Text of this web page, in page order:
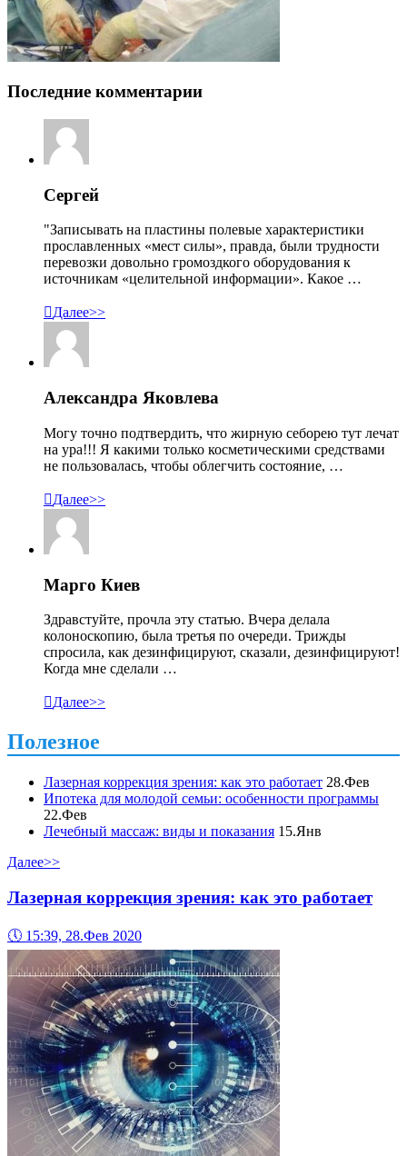
Последние комментарии
Сергей
"Записывать на пластины полевые характеристики
прославленных «мест силы», правда, были трудности
перевозки довольно громоздкого оборудования к
источникам «целительной информации». Какое …
Далее>>
Александра Яковлева
Могу точно подтвердить, что жирную себорею тут лечат
на ура!!! Я какими только косметическими средствами
не пользовалась, чтобы облегчить состояние, …
Далее>>
Марго Киев
Здравстуйте, прочла эту статью. Вчера делала
колоноскопию, была третья по очереди. Трижды
спросила, как дезинфицируют, сказали, дезинфицируют!
Когда мне сделали …
Далее>>
Полезное
Лазерная коррекция зрения: как это работает 28.Фев
Ипотека для молодой семьи: особенности программы
22.Фев
Лечебный массаж: виды и показания 15.Янв
Далее>>
Лазерная коррекция зрения: как это работает
🕔 15:39, 28.Фев 2020